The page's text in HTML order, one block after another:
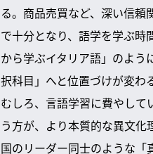
る。商品売買など、深い信
で十分となり、語学を学ぶ時
から学ぶイタリア語」のよ
択科目」へと位置づけが変わ
むしろ、言語学習に費やし
う方が、より本質的な異文化
国のリーダー同士のような